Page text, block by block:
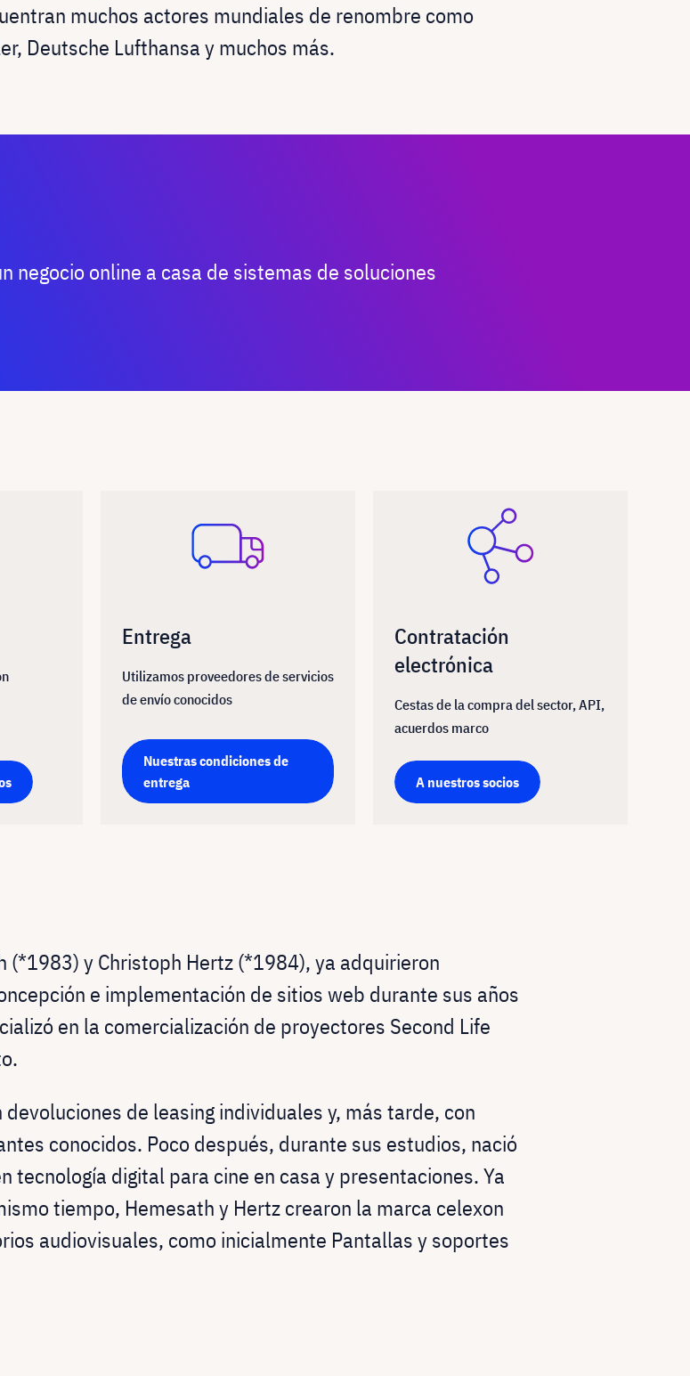
muchos actores mundiales de renombre como
Deutsche Lufthansa y muchos más.
negocio online a casa de sistemas de soluciones
Entrega
Utilizamos proveedores de servicios
de envío conocidos
Nuestras condiciones de
entrega
Contratación
electrónica
Cestas de la compra del sector, API,
acuerdos marco
A nuestros socios
(*1983) y Christoph Hertz (*1984), ya adquirieron
e implementación de sitios web durante sus años
en la comercialización de proyectores Second Life
de leasing individuales y, más tarde, con
conocidos. Poco después, durante sus estudios, nació
tecnología digital para cine en casa y presentaciones. Ya
tiempo, Hemesath y Hertz crearon la marca celexon
audiovisuales, como inicialmente Pantallas y soportes